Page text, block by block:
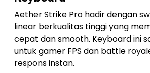
Aether Strike Pro hadir dengan
linear berkualitas tinggi yang
cepat dan smooth. Keyboard ini
untuk gamer FPS dan battle
respons instan.